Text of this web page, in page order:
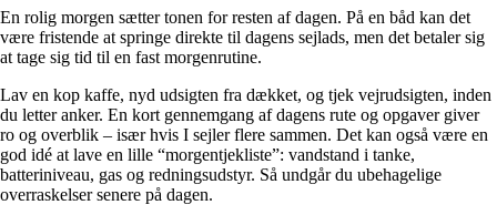
En rolig morgen sætter tonen for resten af dagen. På en båd kan det
være fristende at springe direkte til dagens sejlads, men det betaler sig
at tage sig tid til en fast morgenrutine.
Lav en kop kaffe, nyd udsigten fra dækket, og tjek vejrudsigten, inden
du letter anker. En kort gennemgang af dagens rute og opgaver giver
ro og overblik – især hvis I sejler flere sammen. Det kan også være en
god idé at lave en lille “morgentjekliste”: vandstand i tanke,
batteriniveau, gas og redningsudstyr. Så undgår du ubehagelige
overraskelser senere på dagen.